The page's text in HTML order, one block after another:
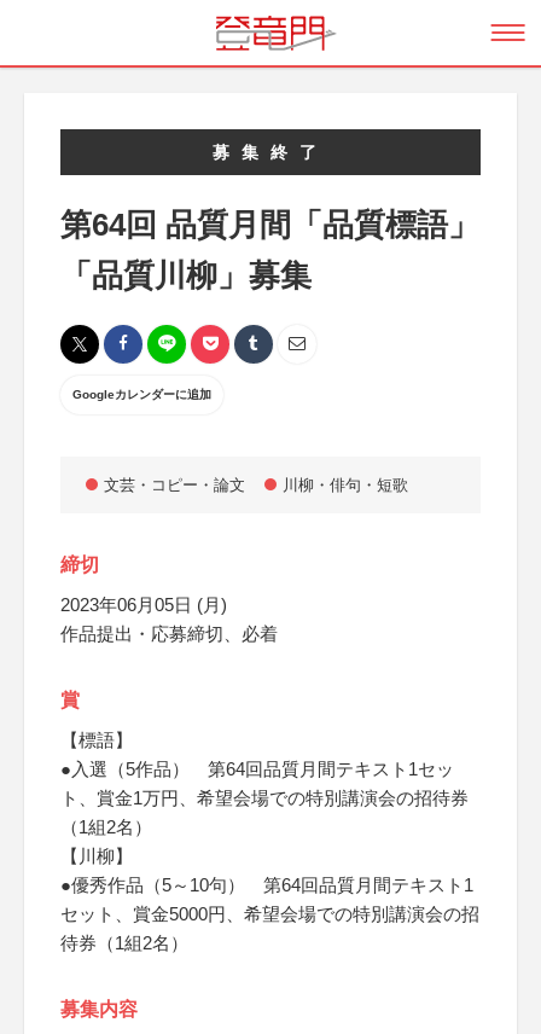
募集終了
第64回 品質月間「品質標語」
「品質川柳」募集
Googleカレンダーに追加
文芸・コピー・論文 川柳・俳句・短歌
締切
2023年06月05日 (月)
作品提出・応募締切、必着
賞
【標語】
●入選（5作品） 第64回品質月間テキスト1セッ
ト、賞金1万円、希望会場での特別講演会の招待券
（1組2名）
【川柳】
●優秀作品（5～10句） 第64回品質月間テキスト1
セット、賞金5000円、希望会場での特別講演会の招
待券（1組2名）
募集内容